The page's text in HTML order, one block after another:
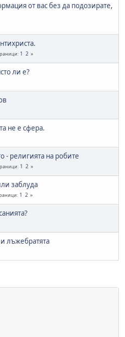
от вас без да подозирате,
1 2
ли е?
не е сфера.
- религията на робите
1 2
заблуда
1 2
лъжебратята